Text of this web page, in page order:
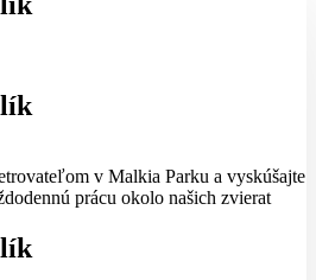
v Malkia Parku a vyskúšajte
prácu okolo našich zvierat